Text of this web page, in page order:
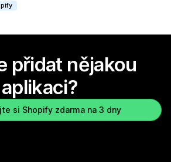
přidat nějakou
aplikaci?
si Shopify zdarma na 3 dny